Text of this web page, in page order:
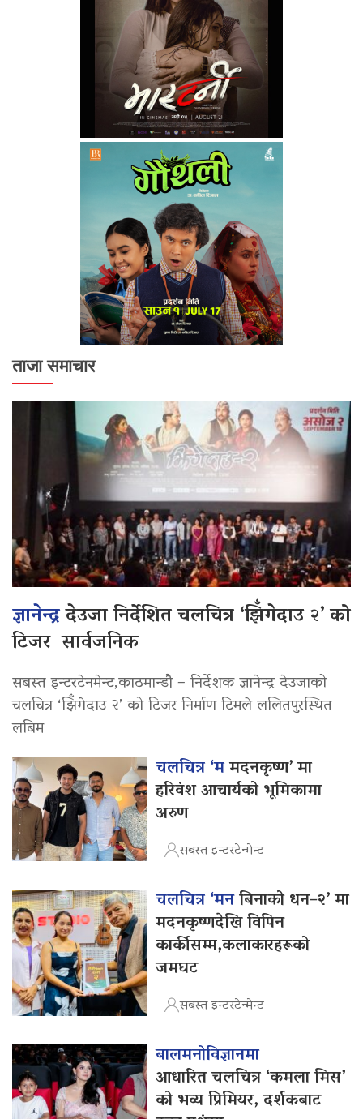
ताजा समाचार
ज्ञानेन्द्रदेउजा निर्देशित चलचित्र ‘झिँगेदाउ २’ को
टिजर सार्वजनिक
सबस्त इन्टरटेनमेन्ट,काठमान्डौ – निर्देशक ज्ञानेन्द्र देउजाको
चलचित्र ‘झिँगेदाउ २’ को टिजर निर्माण टिमले ललितपुरस्थित
लबिम
चलचित्र ‘ममदनकृष्ण’ मा
हरिवंश आचार्यको भूमिकामा
अरुण
सबस्त इन्टरटेन्मेन्ट
चलचित्र ‘मनबिनाको धन–२’ मा
मदनकृष्णदेखि विपिन
कार्कीसम्म,कलाकारहरूको
जमघट
सबस्त इन्टरटेन्मेन्ट
बालमनोविज्ञानमा
आधारित चलचित्र ‘कमला मिस’
को भव्य प्रिमियर, दर्शकबाट